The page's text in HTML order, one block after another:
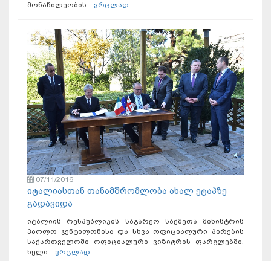
მონაწილეობის... ვრცლად
07/11/2016
იტალიასთან თანამშრომლობა ახალ ეტაპზე
გადავიდა
იტალიის რესპუბლიკის საგარეო საქმეთა მინისტრის
პაოლო ჯენტილონისა და სხვა ოფიციალური პირების
საქართველოში ოფიციალური ვიზიტრის ფარგლებში,
ხელი... ვრცლად